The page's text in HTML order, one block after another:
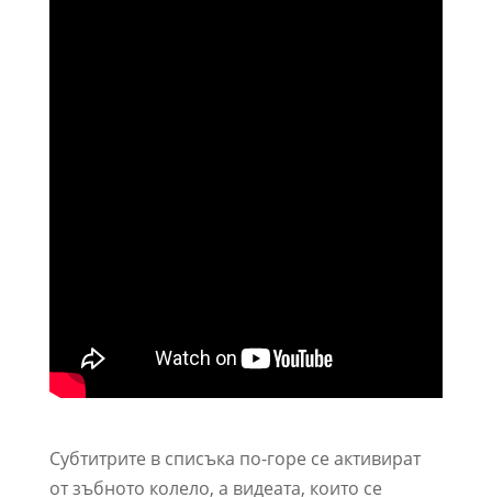
Субтитрите в списъка по-горе се активират
от зъбното колело, а видеата, които се